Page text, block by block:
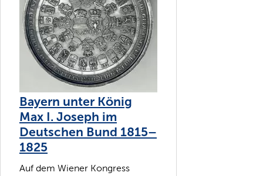
Bayern unter König
Max I. Joseph im
Deutschen Bund 1815–
1825
Auf dem Wiener Kongress